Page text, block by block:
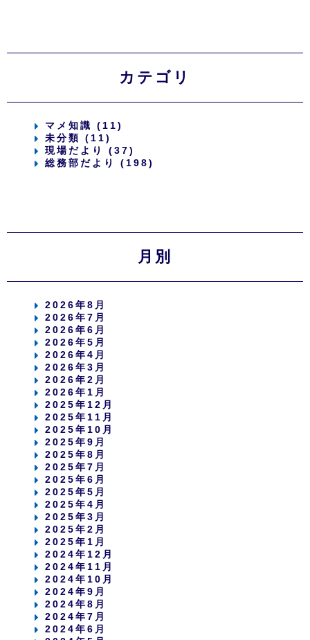
カテゴリ
マメ知識 (11)
未分類 (11)
現場だより (37)
総務部だより (198)
月別
2026年8月
2026年7月
2026年6月
2026年5月
2026年4月
2026年3月
2026年2月
2026年1月
2025年12月
2025年11月
2025年10月
2025年9月
2025年8月
2025年7月
2025年6月
2025年5月
2025年4月
2025年3月
2025年2月
2025年1月
2024年12月
2024年11月
2024年10月
2024年9月
2024年8月
2024年7月
2024年6月